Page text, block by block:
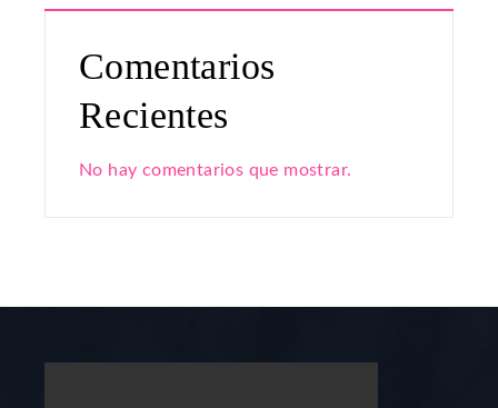
Comentarios
Recientes
No hay comentarios que mostrar.